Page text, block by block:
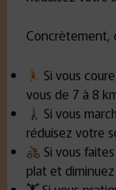
Concrètement,
Si vous
vous de 7 à 8
Si vous
réduisez votre
Si vous
plat et